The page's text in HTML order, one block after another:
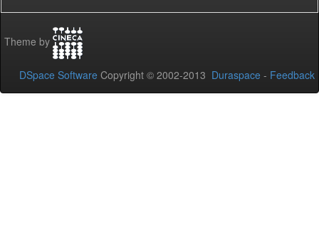
Theme by
DSpace Software Copyright © 2002-2013 Duraspace - Feedback